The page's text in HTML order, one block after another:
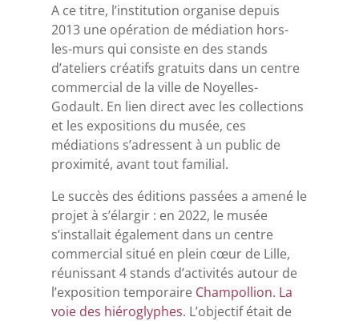
A ce titre, l’institution organise depuis
2013 une opération de médiation hors-
les-murs qui consiste en des stands
d’ateliers créatifs gratuits dans un centre
commercial de la ville de Noyelles-
Godault. En lien direct avec les collections
et les expositions du musée, ces
médiations s’adressent à un public de
proximité, avant tout familial.
Le succès des éditions passées a amené le
projet à s’élargir : en 2022, le musée
s’installait également dans un centre
commercial situé en plein cœur de Lille,
réunissant 4 stands d’activités autour de
l’exposition temporaire Champollion. La
voie des hiéroglyphes. L’objectif était de